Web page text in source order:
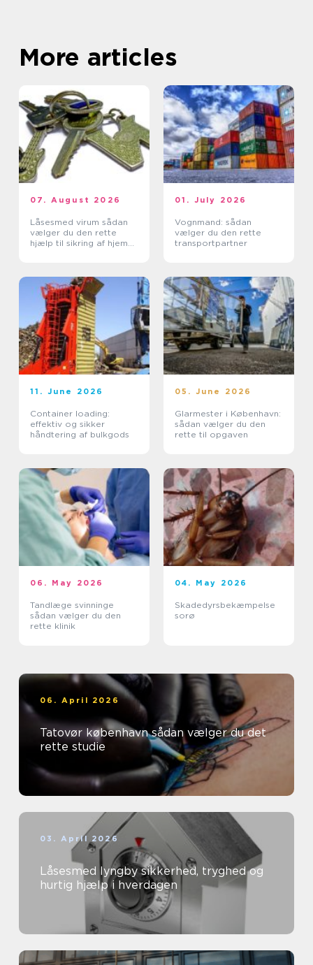
More articles
07. August 2026
Låsesmed virum sådan
vælger du den rette
hjælp til sikring af hjem
01. July 2026
Vognmand: sådan
vælger du den rette
transportpartner
11. June 2026
Container loading:
effektiv og sikker
håndtering af bulkgods
05. June 2026
Glarmester i København:
sådan vælger du den
rette til opgaven
06. May 2026
Tandlæge svinninge
sådan vælger du den
rette klinik
04. May 2026
Skadedyrsbekæmpelse
sorø
06. April 2026
Tatovør københavn sådan vælger du det
rette studie
03. April 2026
Låsesmed lyngby sikkerhed, tryghed og
hurtig hjælp i hverdagen